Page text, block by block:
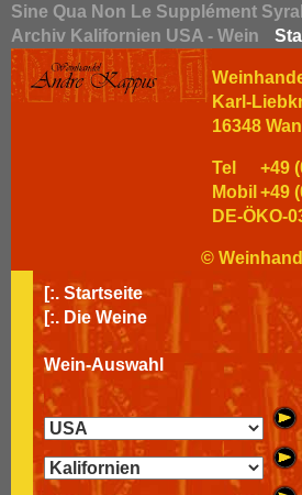
Sine Qua Non Le Supplément
Archiv Kalifornien USA - Wein
Karl-
16348
Tel
+49
Mobil +49
DE-ÖKO-
©
[:. Startseite
[:. Die Weine
Wein-Auswahl